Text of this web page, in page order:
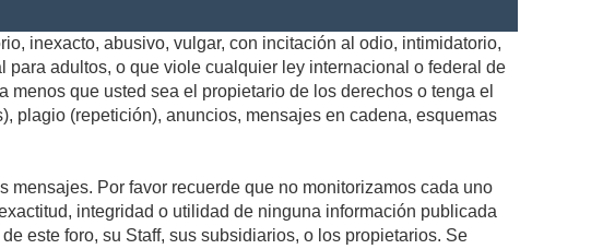
inexacto, abusivo, vulgar, con incitación al odio, intimidatorio,
adultos, o que viole cualquier ley internacional o federal de
que usted sea el propietario de los derechos o tenga el
plagio (repetición), anuncios, mensajes en cadena, esquemas
Por favor recuerde que no monitorizamos cada uno
integridad o utilidad de ninguna información publicada
este foro, su Staff, sus subsidiarios, o los propietarios. Se